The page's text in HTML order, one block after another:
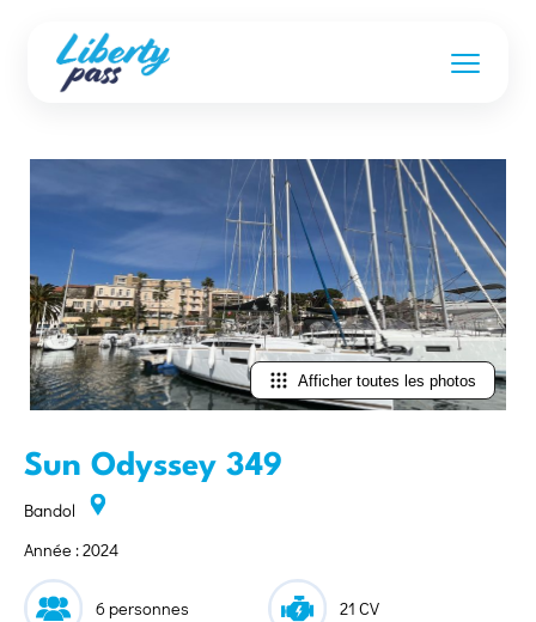
Afficher toutes les photos
Sun Odyssey 349
Bandol
Année : 2024
6 personnes 21 CV